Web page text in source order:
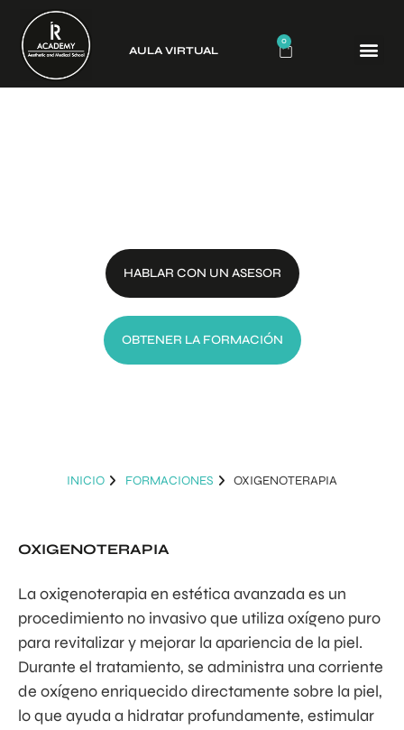
AULA VIRTUAL
0
HABLAR CON UN ASESOR
OBTENER LA FORMACIÓN
INICIO FORMACIONES OXIGENOTERAPIA
OXIGENOTERAPIA
La oxigenoterapia en estética avanzada es un
procedimiento no invasivo que utiliza oxígeno puro
para revitalizar y mejorar la apariencia de la piel.
Durante el tratamiento, se administra una corriente
de oxígeno enriquecido directamente sobre la piel,
lo que ayuda a hidratar profundamente, estimular